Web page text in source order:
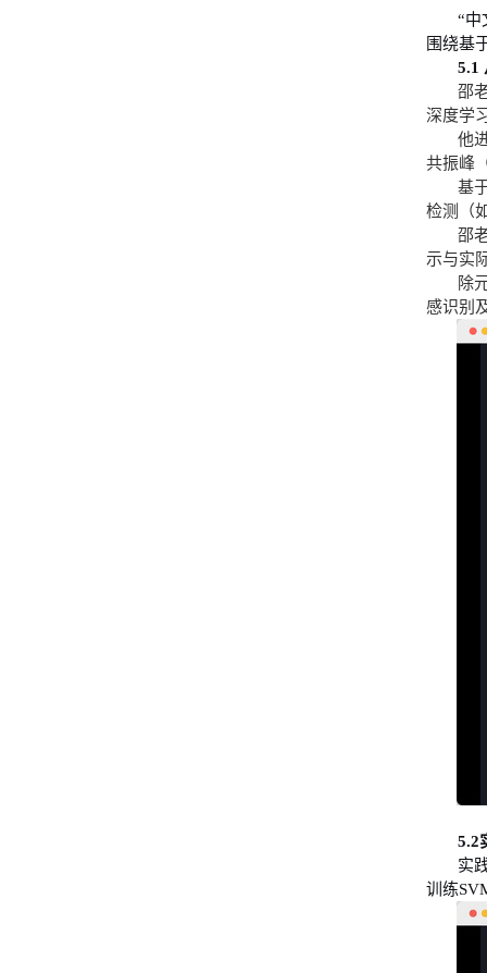
“中
围绕基
5.1
邵
深度学
他
共振峰
基
检测（
邵
示与实
除
感识别
5.2
实
训练